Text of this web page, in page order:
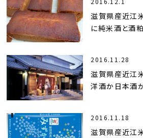
滋賀県産近江
に純米酒と酒
2016.11.28
滋賀県産近江
洋酒か日本酒
2016.11.18
滋賀県産近江